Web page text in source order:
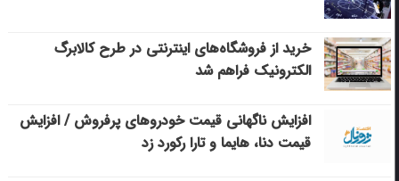
خرید از فروشگاه‌های اینترنتی در طرح کالابرگ
الکترونیک فراهم شد
افزایش ناگهانی قیمت خودروهای پرفروش / افزایش
قیمت دنا، هایما و تارا رکورد زد